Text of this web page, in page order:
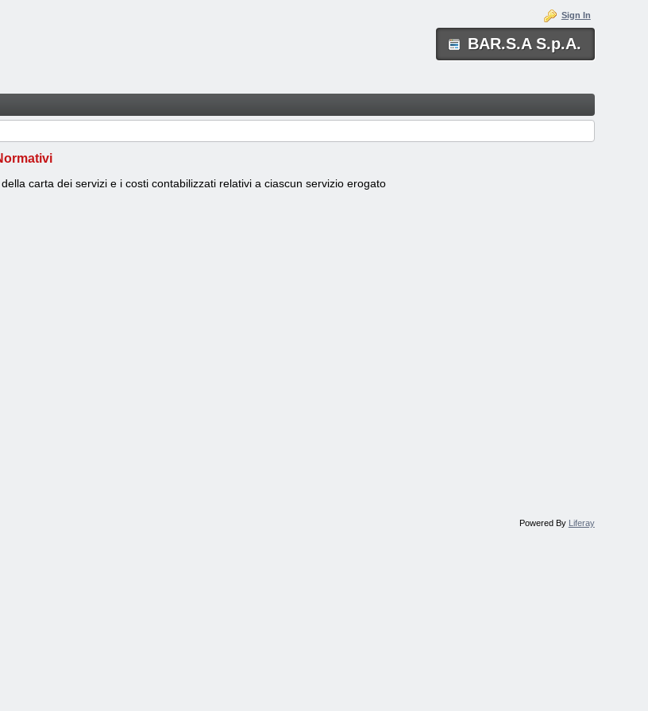
BAR.S.A S.p.A.
Sign In
carta dei servizi e i costi contabilizzati relativi a ciascun servizio erogato
Powered By Liferay